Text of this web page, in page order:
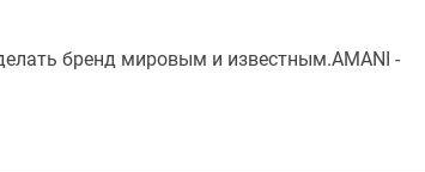
бренд мировым и известным.AMANI -